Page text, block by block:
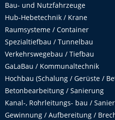
Bau- und Nutzfahrzeuge
Hub-Hebetechnik / Krane
Raumsysteme / Container
Spezialtiefbau / Tunnelbau
Verkehrswegebau / Tiefbau
GaLaBau / Kommunaltechnik
Hochbau (Schalung / Gerüste /
Betonbearbeitung / Sanierung
Kanal-, Rohrleitungs- bau /
Gewinnung / Aufbereitung /